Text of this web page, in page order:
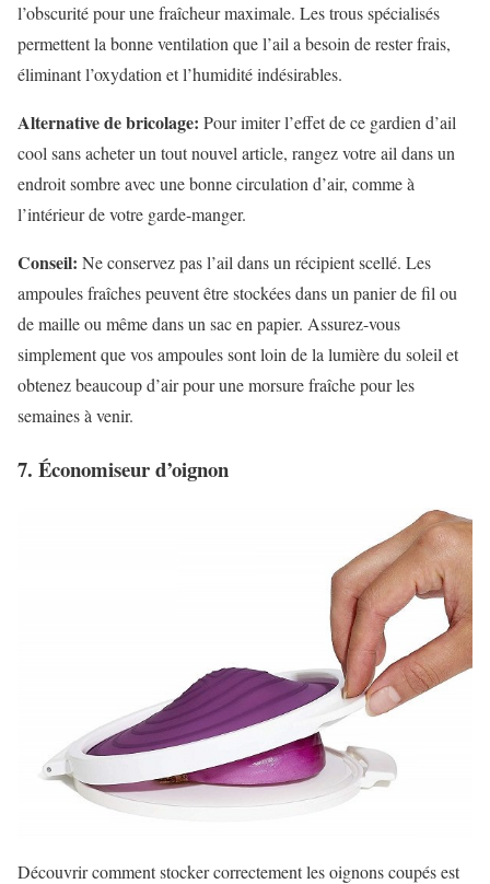
l’obscurité pour une fraîcheur maximale. Les trous spécialisés
permettent la bonne ventilation que l’ail a besoin de rester frais,
éliminant l’oxydation et l’humidité indésirables.
Alternative de bricolage: Pour imiter l’effet de ce gardien d’ail
cool sans acheter un tout nouvel article, rangez votre ail dans un
endroit sombre avec une bonne circulation d’air, comme à
l’intérieur de votre garde-manger.
Conseil: Ne conservez pas l’ail dans un récipient scellé. Les
ampoules fraîches peuvent être stockées dans un panier de fil ou
de maille ou même dans un sac en papier. Assurez-vous
simplement que vos ampoules sont loin de la lumière du soleil et
obtenez beaucoup d’air pour une morsure fraîche pour les
semaines à venir.
7. Économiseur d’oignon
Découvrir comment stocker correctement les oignons coupés est